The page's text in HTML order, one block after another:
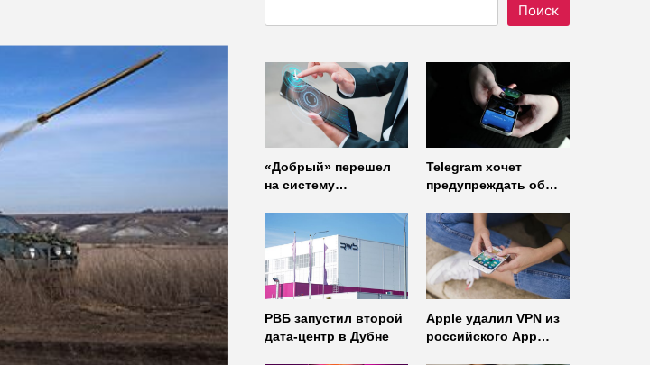
Поиск
«Добрый» перешел
на систему
«Газинформсервис»
Telegram хочет
предупреждать об
неофициальных
клиентов
мессенджера
РВБ запустил второй
дата-центр в Дубне
Apple удалил VPN из
российского App